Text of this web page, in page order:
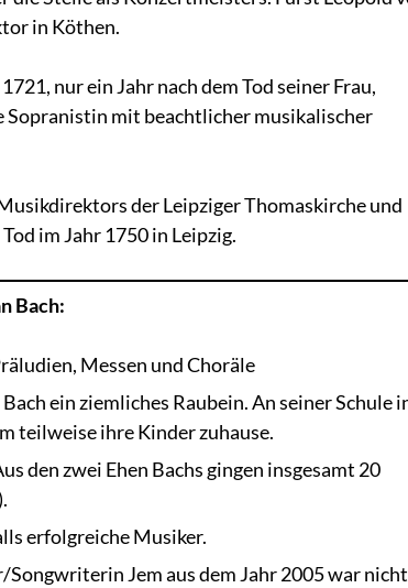
in Köthen.
nur ein Jahr nach dem Tod seiner Frau,
Sopranistin mit beachtlicher musikalischer
der Leipziger Thomaskirche und
im Jahr 1750 in Leipzig.
Bach:
Messen und Choräle
ein ziemliches Raubein. An seiner Schule
teilweise ihre Kinder zuhause.
den zwei Ehen Bachs gingen insgesamt 20
erfolgreiche Musiker.
Songwriterin Jem aus dem Jahr 2005 war nicht